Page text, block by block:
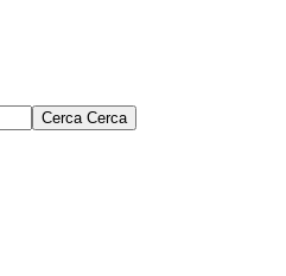
Cerca Cerca